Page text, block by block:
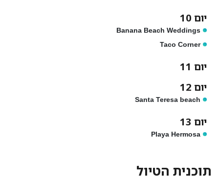
יום 10
Banana Beach Weddings
Taco Corner
יום 11
יום 12
Santa Teresa beach
יום 13
Playa Hermosa
תוכנית הטיול